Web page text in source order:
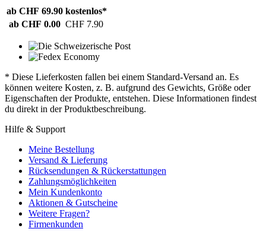
ab CHF 69.90 kostenlos*
ab CHF 0.00 CHF 7.90
* Diese Lieferkosten fallen bei einem Standard-Versand an. Es
können weitere Kosten, z. B. aufgrund des Gewichts, Größe oder
Eigenschaften der Produkte, entstehen. Diese Informationen findest
du direkt in der Produktbeschreibung.
Hilfe & Support
Meine Bestellung
Versand & Lieferung
Rücksendungen & Rückerstattungen
Zahlungsmöglichkeiten
Mein Kundenkonto
Aktionen & Gutscheine
Weitere Fragen?
Firmenkunden